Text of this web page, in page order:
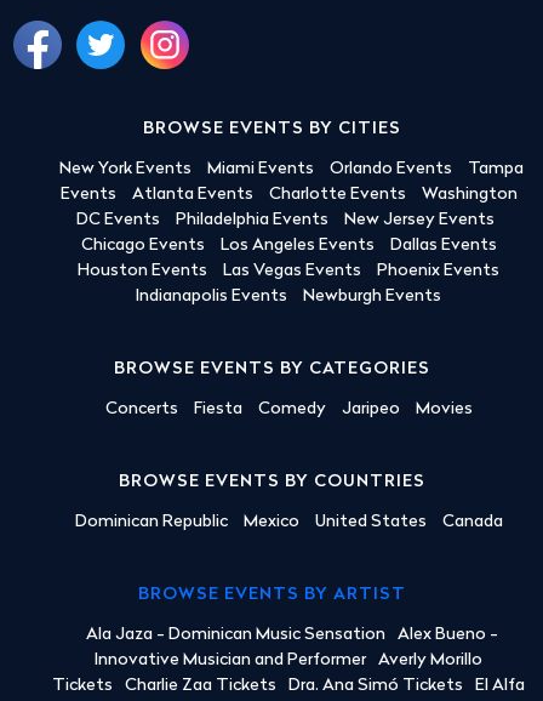
BROWSE EVENTS BY CITIES
New York Events Miami Events Orlando Events
Tampa
Events
Atlanta Events Charlotte Events
Washington
DC Events
Philadelphia Events
New Jersey Events
Chicago Events
Los Angeles Events
Dallas Events
Houston Events
Las Vegas Events
Phoenix Events
Indianapolis Events
Newburgh Events
BROWSE EVENTS BY CATEGORIES
Concerts Fiesta Comedy Jaripeo Movies
BROWSE EVENTS BY COUNTRIES
Dominican Republic Mexico United States Canada
BROWSE EVENTS BY ARTIST
Ala Jaza - Dominican Music Sensation
Alex Bueno -
Innovative Musician and Performer
Averly Morillo
Tickets
Charlie Zaa Tickets Dra. Ana Simó Tickets El Alfa